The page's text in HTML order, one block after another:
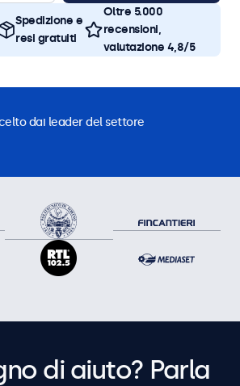
Spedizione e
resi gratuiti
Oltre 5.000
recensioni,
valutazione 4,8/5
dai leader del settore
di aiuto? Parla